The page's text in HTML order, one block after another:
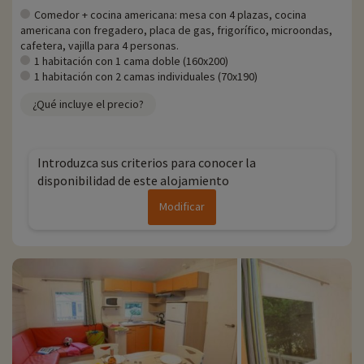
directamente en línea una vez elegido su alojamiento, ¡y puede
descubrirlashaciendo clic aquí!
Para más información
- Se aceptan mascotas, con coste adicional
Comedor + cocina americana: mesa con 4 plazas, cocina
americana con fregadero, placa de gas, frigorífico, microondas,
cafetera, vajilla para 4 personas.
1 habitación con 1 cama doble (160x200)
1 habitación con 2 camas individuales (70x190)
¿Qué incluye el precio?
Introduzca sus criterios para conocer la
disponibilidad de este alojamiento
Modificar